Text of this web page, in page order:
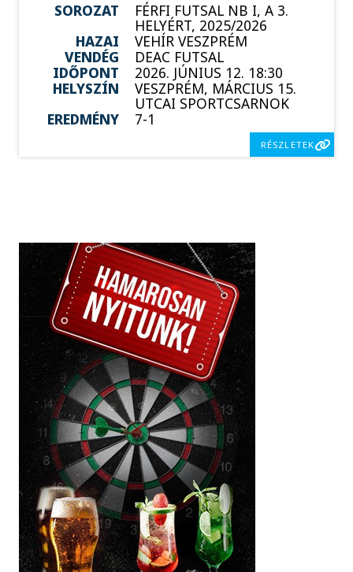
SOROZAT FÉRFI FUTSAL NB I, A 3.
HELYÉRT, 2025/2026
HAZAI
VEHÍR VESZPRÉM
VENDÉG
DEAC FUTSAL
IDŐPONT
2026. JÚNIUS 12. 18:30
HELYSZÍN
VESZPRÉM, MÁRCIUS 15.
UTCAI SPORTCSARNOK
EREDMÉNY
7-1
RÉSZLETEK